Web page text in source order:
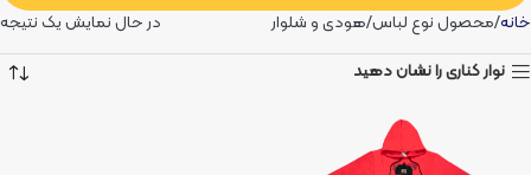
خانه محصول نوع لباس هودی و شلوار
در حال نمایش یک نتیجه
نوار کناری را نشان دهید